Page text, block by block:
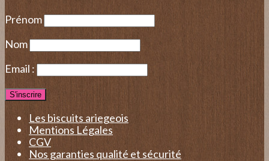
Prénom
Nom
Email :
Les biscuits ariegeois
Mentions Légales
CGV
Nos garanties qualité et sécurité